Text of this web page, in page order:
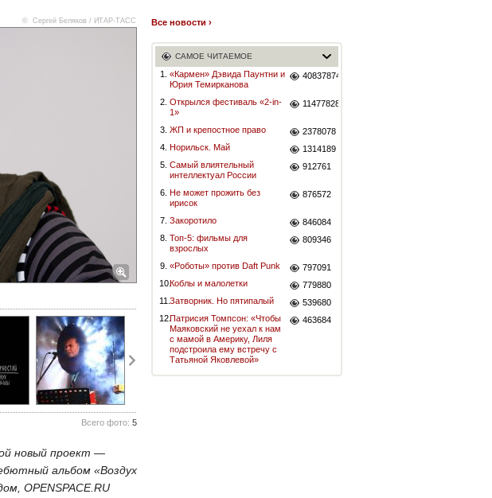
© Сергей Беляков / ИТАР-ТАСС
Всего фото: 5
новый проект —
альбом «Воздух
OPENSPACE.RU
Все новости ›
САМОЕ ЧИТАЕМОЕ
1.
«Кармен» Дэвида Паунтни и
Юрия Темирканова
40837874
2. Открылся фестиваль «2-in-
1»
11477828
3. ЖП и крепостное право
2378078
4. Норильск. Май
1314189
5. Самый влиятельный
интеллектуал России
912761
6. Не может прожить без
ирисок
876572
7. Закоротило
846084
8. Топ-5: фильмы для
взрослых
809346
9. «Роботы» против Daft Punk
797091
10.Коблы и малолетки
779880
11.Затворник. Но пятипалый
539680
12.Патрисия Томпсон: «Чтобы
Маяковский не уехал к нам
с мамой в Америку, Лиля
подстроила ему встречу с
Татьяной Яковлевой»
463684